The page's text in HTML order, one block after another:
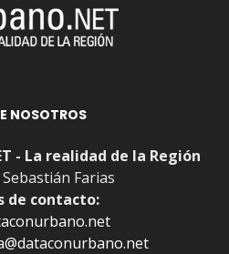
NOSOTROS
- La realidad de la Región
Farias
de contacto: